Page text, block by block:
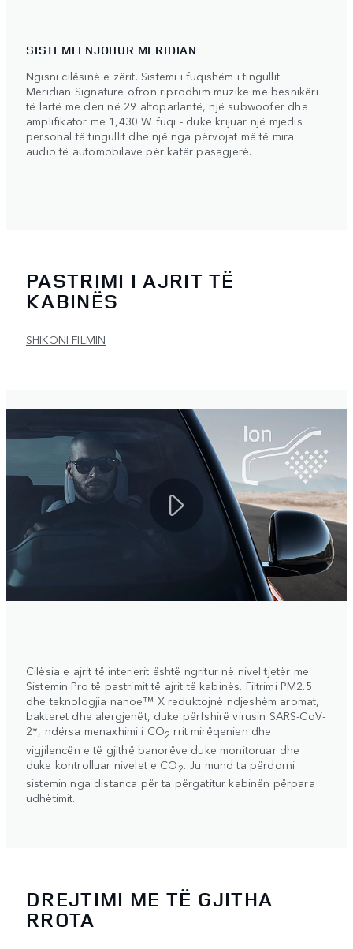
SISTEMI I NJOHUR MERIDIAN
Ngisni cilësinë e zërit. Sistemi i fuqishëm i tingullit
Meridian Signature ofron riprodhim muzike me besnikëri
të lartë me deri në 29 altoparlantë, një subwoofer dhe
amplifikator me 1,430 W fuqi - duke krijuar një mjedis
personal të tingullit dhe një nga përvojat më të mira
audio të automobilave për katër pasagjerë.
PASTRIMI I AJRIT TË
KABINËS
SHIKONI FILMIN
Cilësia e ajrit të interierit është ngritur në nivel tjetër me
Sistemin Pro të pastrimit të ajrit të kabinës. Filtrimi PM2.5
dhe teknologjia nanoe™ X reduktojnë ndjeshëm aromat,
bakteret dhe alergjenët, duke përfshirë virusin SARS-CoV-
2*, ndërsa menaxhimi i CO2 rrit mirëqenien dhe
vigjilencën e të gjithë banorëve duke monitoruar dhe
duke kontrolluar nivelet e CO2. Ju mund ta përdorni
sistemin nga distanca për ta përgatitur kabinën përpara
udhëtimit.
DREJTIMI ME TË GJITHA
RROTA